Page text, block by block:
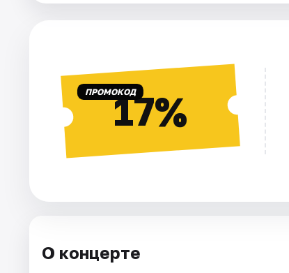
ПРОМОКОД17%
О концерте